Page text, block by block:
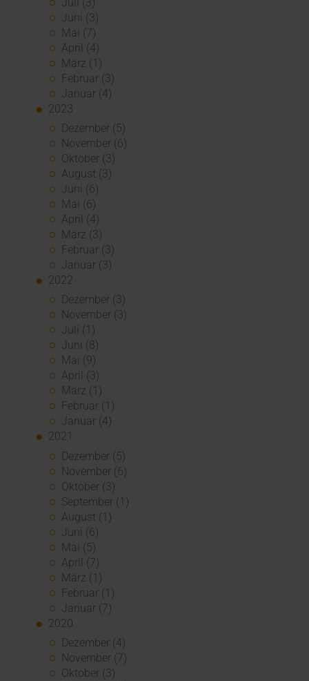
Juni (3)
Mai (7)
April (4)
März (1)
Februar (3)
Januar (4)
2023
Dezember (5)
November (6)
Oktober (3)
August (3)
Juni (6)
Mai (6)
April (4)
März (3)
Februar (3)
Januar (3)
2022
Dezember (3)
November (3)
Juli (1)
Juni (8)
Mai (9)
April (3)
März (1)
Februar (1)
Januar (4)
2021
Dezember (5)
November (6)
Oktober (3)
September (1)
August (1)
Juni (6)
Mai (5)
April (7)
März (1)
Februar (1)
Januar (7)
2020
Dezember (4)
November (7)
Oktober (3)